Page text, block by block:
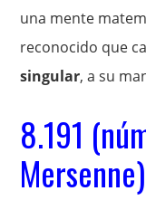
una mente
reconocido que
singular, a su
8.191
Mersenne)